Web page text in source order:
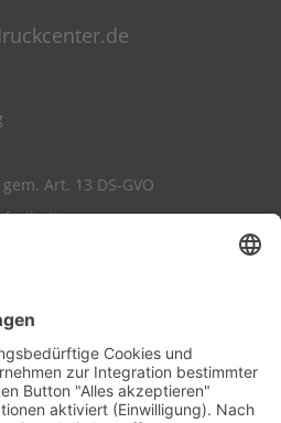
Art. 13 DS-GVO
Ihre Zustimmung,